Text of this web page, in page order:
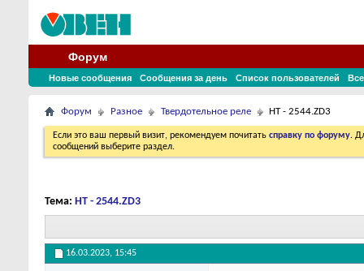
Форум
Новые сообщения Сообщения за день Список пользователей
Форум Разное Твердотельное реле HT - 2544.ZD3
Если это ваш первый визит, рекомендуем почитать справку по форуму.
сообщений выберите раздел.
Тема: HT - 2544.ZD3
16.03.2023, 15:45